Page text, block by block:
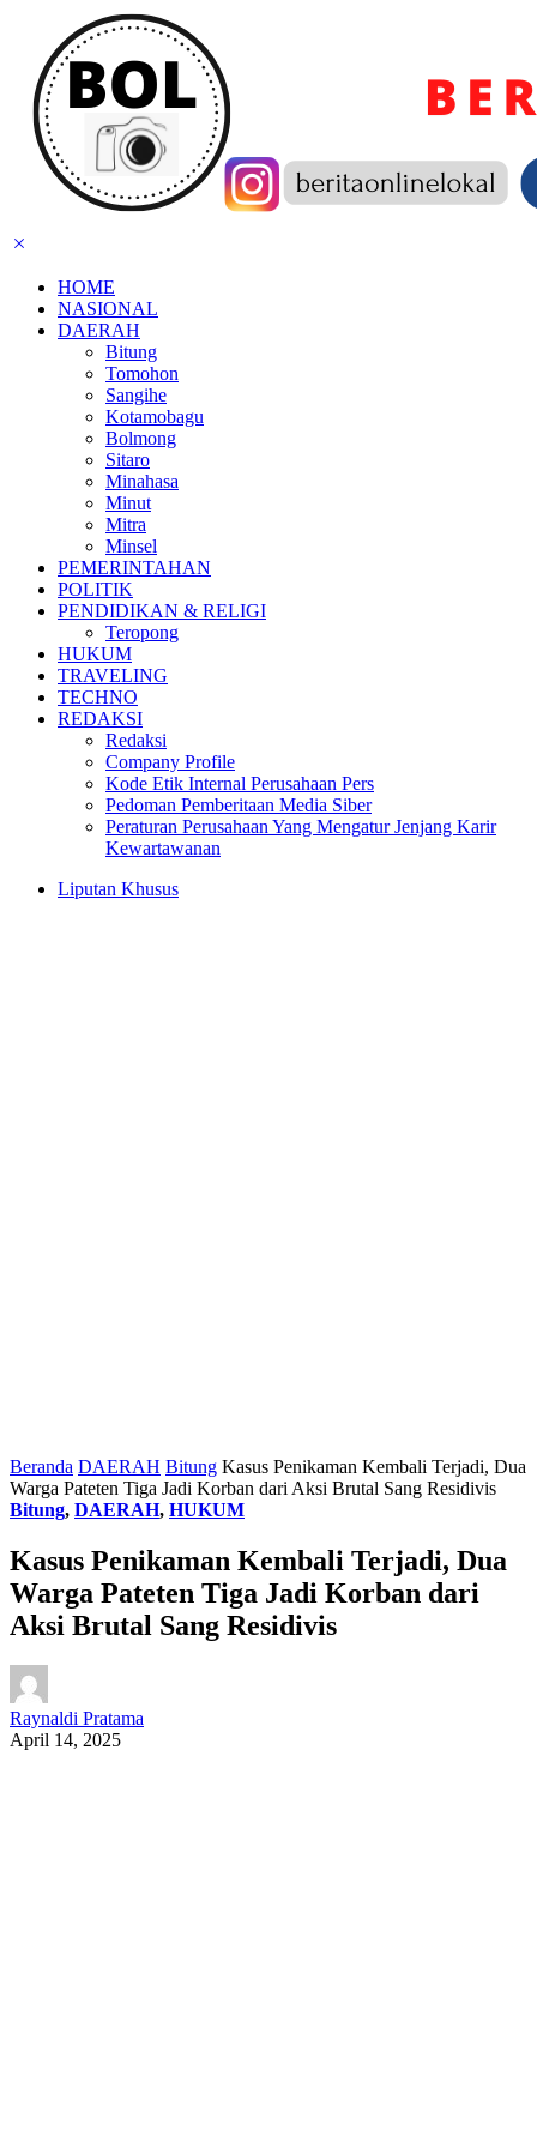
HOME
NASIONAL
DAERAH
Bitung
Tomohon
Sangihe
Kotamobagu
Bolmong
Sitaro
Minahasa
Minut
Mitra
Minsel
PEMERINTAHAN
POLITIK
PENDIDIKAN & RELIGI
Teropong
HUKUM
TRAVELING
TECHNO
REDAKSI
Redaksi
Company Profile
Kode Etik Internal Perusahaan Pers
Pedoman Pemberitaan Media Siber
Peraturan Perusahaan Yang Mengatur Jenjang Karir
Kewartawanan
Liputan Khusus
Beranda DAERAH Bitung Kasus Penikaman Kembali Terjadi, Dua
Warga Pateten Tiga Jadi Korban dari Aksi Brutal Sang Residivis
Bitung, DAERAH, HUKUM
Kasus Penikaman Kembali Terjadi, Dua
Warga Pateten Tiga Jadi Korban dari
Aksi Brutal Sang Residivis
Raynaldi Pratama
April 14, 2025